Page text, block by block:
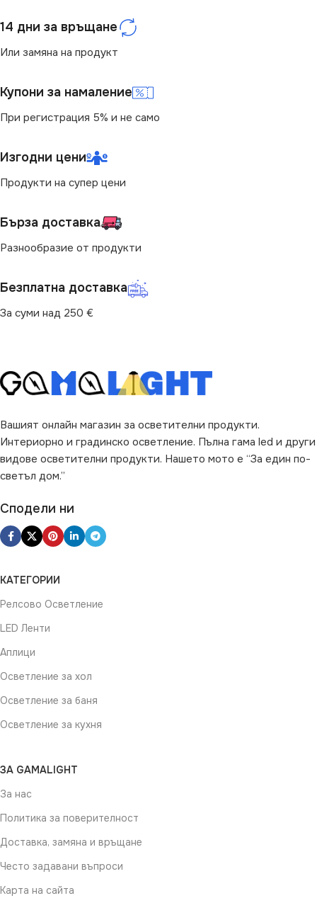
15 x 0.34 x 0.19 cm
СТЕПЕН НА ЗАЩИТА
IP20
ТИП РЕЛСОВА
СИСТЕМА
14 дни за връщане
Или замяна на продукт
Купони за намаление
При регистрация 5% и не само
Изгодни цени
Продукти на супер цени
Бърза доставка
Разнообразие от продукти
Безплатна доставка
За суми над 250 €
Вашият онлайн магазин за осветителни продукти.
Интериорно и градинско осветление. Пълна гама led и други
видове осветителни продукти. Нашето мото е “За един по-
светъл дом.”
Сподели ни
КАТЕГОРИИ
Релсово Осветление
LED Ленти
Аплици
Осветление за хол
Осветление за баня
Осветление за кухня
ЗА GAMALIGHT
За нас
Политика за поверителност
Доставка, замяна и връщане
Често задавани въпроси
Карта на сайта